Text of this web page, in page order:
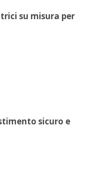
su misura per
sicuro e